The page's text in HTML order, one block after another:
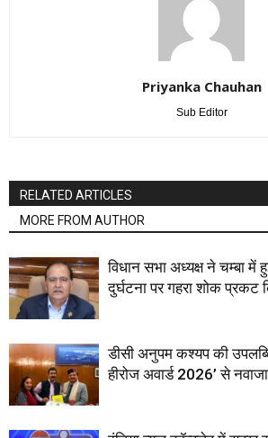
Priyanka Chauhan
Sub Editor
RELATED ARTICLES
MORE FROM AUTHOR
विधान सभा अध्यक्ष ने चम्बा
दुर्घटना पर गहरा शोक प्रकट
डीसी अनुपम कश्यप की
हीरोज अवार्ड 2026’ से